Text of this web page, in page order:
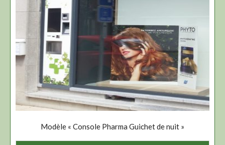
Modèle « Console Pharma Guichet de nuit »